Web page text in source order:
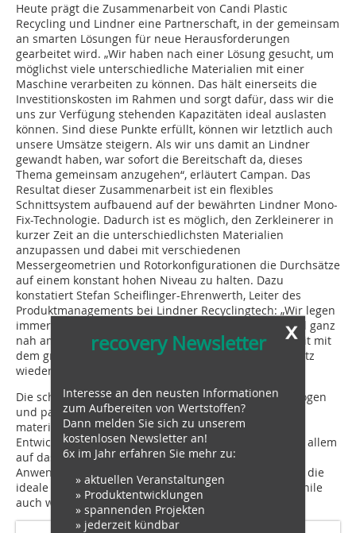
Heute prägt die Zusammenarbeit von Candi Plastic
Recycling und Lindner eine Partnerschaft, in der gemeinsam
an smarten Lösungen für neue Herausforderungen
gearbeitet wird. „Wir haben nach einer Lösung gesucht, um
möglichst viele unterschiedliche Materialien mit einer
Maschine verarbeiten zu können. Das hält einerseits die
Investitionskosten im Rahmen und sorgt dafür, dass wir die
uns zur Verfügung stehenden Kapazitäten ideal auslasten
können. Sind diese Punkte erfüllt, können wir letztlich auch
unsere Umsätze steigern. Als wir uns damit an Lindner
gewandt haben, war sofort die Bereitschaft da, dieses
Thema gemeinsam anzugehen“, erläutert Campan. Das
Resultat dieser Zusammenarbeit ist ein flexibles
Schnittsystem aufbauend auf der bewährten Lindner Mono-
Fix-Technologie. Dadurch ist es möglich, den Zerkleinerer in
kurzer Zeit an die unterschiedlichsten Materialien
anzupassen und dabei mit verschiedenen
Messergeometrien und Rotorkonfigurationen die Durchsätze
auf einem konstant hohen Niveau zu halten. Dazu
konstatiert Stefan Scheiflinger-Ehrenwerth, Leiter des
Produktmanagements bei Lindner Recyclingtech: „Wir legen
immer großen Wert darauf, Lösungen gemeinsam und ganz
nah am Kunden zu entwickeln. In der Zusammenarbeit mit
dem großartigen Team von Candi hat sich dieser Ansatz
wieder einmal mehr als bewährt.“
Die schlüsselfertigen Pakete können anwendungsbezogen
und passend zum jeweiligen Schredder als
materialspezifische Option bestellt werden. Bei der
Entwicklung dieser Lösung setzte man bei Lindner vor allem
auf das über Jahrzehnte international erworbene
Anwendungs-Know-how, denn schließlich funktioniert die
ideale Schredder-Konfiguration für PP-/PA-Leinen in Chile
auch wunderbar an den Küsten Norwegens.
x
recovery Newsletter
Interesse an den neusten Informationen
zum Aufbereiten von Wertstoffen?
Dann melden Sie sich zu unserem
kostenlosen Newsletter an!
6x im Jahr erfahren Sie mehr zu:
» aktuellen Veranstaltungen
» Produktentwicklungen
» spannenden Projekten
» jederzeit kündbar